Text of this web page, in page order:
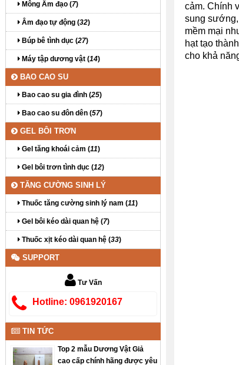
cảm. Chính
sung
mềm mại
hạt tạo
cho khả
Mông Âm đạo (7)
Âm đạo tự động (32)
Búp bê tình dục (27)
Máy tập dương vật (14)
BAO CAO SU
Bao cao su gia đình (25)
Bao cao su đôn dên (57)
GEL BÔI TRƠN
Gel tăng khoái cảm (11)
Gel bôi trơn tình dục (12)
TĂNG CƯỜNG SINH LÝ
Thuốc tăng cường sinh lý nam (11)
Gel bôi kéo dài quan hệ (7)
Thuốc xịt kéo dài quan hệ (33)
SUPPORT
Tư Vấn
Hotline: 0961920167
TIN TỨC
Top 2 mẫu Dương Vật Giả
cao cấp chính hãng được yêu